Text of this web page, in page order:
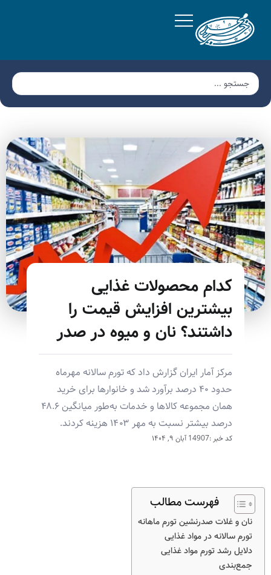
کدام محصولات غذایی
بیشترین افزایش قیمت را
داشتند؟ نان و میوه در صدر
مرکز آمار ایران گزارش داد که تورم سالانه مهرماه
حدود ۴۰ درصد برآورد شد و خانوارها برای خرید
همان مجموعه کالاها و خدمات به‌طور میانگین ۴۸.۶
درصد بیشتر نسبت به مهر ۱۴۰۳ هزینه کردند.
کد خبر :14907 آبان ۹, ۱۴۰۴
فهرست مطالب
نان و غلات صدرنشین تورم ماهانه
تورم سالانه در مواد غذایی
دلایل رشد تورم مواد غذایی
جمع‌بندی